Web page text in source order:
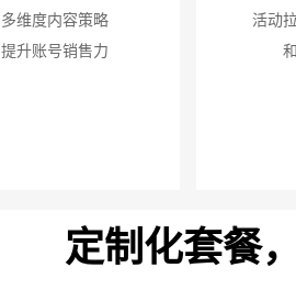
多维度内容策略
提升账号销售力
活动
定制化套餐